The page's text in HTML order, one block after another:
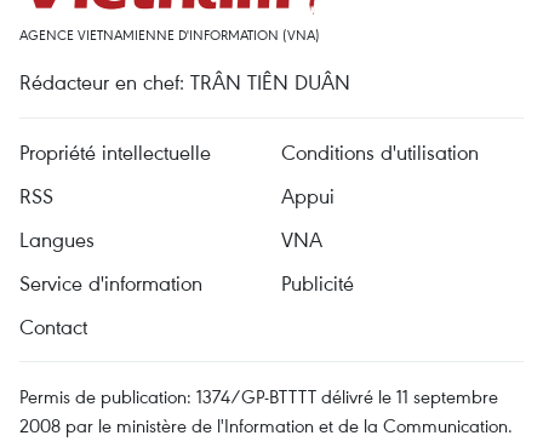
AGENCE VIETNAMIENNE D'INFORMATION (VNA)
Rédacteur en chef: TRÂN TIÊN DUÂN
Propriété intellectuelle
Conditions d'utilisation
RSS
Appui
Langues
VNA
Service d'information
Publicité
Contact
Permis de publication: 1374/GP-BTTTT délivré le 11 septembre
2008 par le ministère de l'Information et de la Communication.